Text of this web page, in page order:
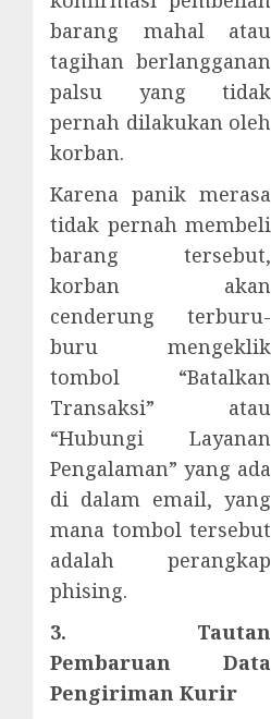
barang mahal atau
tagihan berlangganan
palsu yang tidak
pernah dilakukan oleh
korban.
Karena panik merasa
tidak pernah membeli
barang tersebut,
korban akan
cenderung terburu-
buru mengeklik
tombol “Batalkan
Transaksi” atau
“Hubungi Layanan
Pengalaman” yang ada
di dalam email, yang
mana tombol tersebut
adalah perangkap
phising.
3. Tautan
Pembaruan Data
Pengiriman Kurir